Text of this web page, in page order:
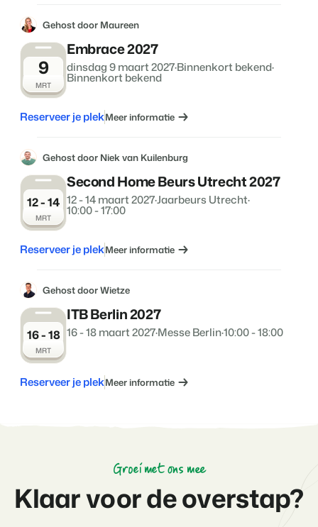
Gehost door Maureen
9
MRT
Embrace 2027
dinsdag 9 maart 2027·Binnenkort bekend·
Binnenkort bekend
Reserveer je plekMeer informatie
Gehost door Niek van Kuilenburg
12 - 14
MRT
Second Home Beurs Utrecht 2027
12 - 14 maart 2027·Jaarbeurs Utrecht·
10:00 - 17:00
Reserveer je plekMeer informatie
Gehost door Wietze
16 - 18
MRT
ITB Berlin 2027
16 - 18 maart 2027·Messe Berlin·10:00 - 18:00
Reserveer je plekMeer informatie
Groei met ons mee
Klaar voor de overstap?